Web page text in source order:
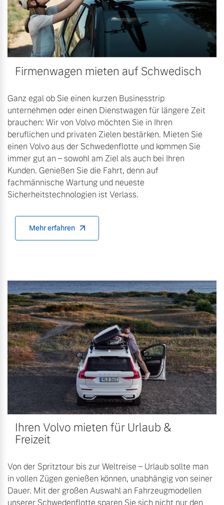
Firmenwagen mieten auf Schwedisch
Ganz egal ob Sie einen kurzen Businesstrip
unternehmen oder einen Dienstwagen für längere Zeit
brauchen: Wir von Volvo möchten Sie in Ihren
beruflichen und privaten Zielen bestärken. Mieten Sie
einen Volvo aus der Schwedenflotte und kommen Sie
immer gut an – sowohl am Ziel als auch bei Ihren
Kunden. Genießen Sie die Fahrt, denn auf
fachmännische Wartung und neueste
Sicherheitstechnologien ist Verlass.
Mehr erfahren
Ihren Volvo mieten für Urlaub &
Freizeit
Von der Spritztour bis zur Weltreise – Urlaub sollte man
in vollen Zügen genießen können, unabhängig von seiner
Dauer. Mit der großen Auswahl an Fahrzeugmodellen
unserer Schwedenflotte sparen Sie sich nicht nur den